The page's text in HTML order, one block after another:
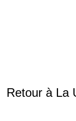
Retour à La